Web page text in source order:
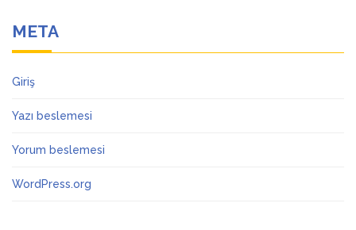
META
Giriş
Yazı beslemesi
Yorum beslemesi
WordPress.org